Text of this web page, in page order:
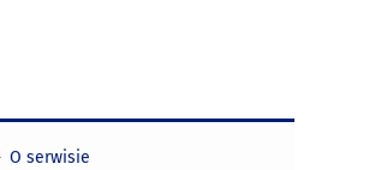
O serwisie